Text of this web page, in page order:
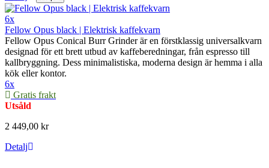
6x
Fellow Opus black | Elektrisk kaffekvarn
Fellow Opus Conical Burr Grinder är en förstklassig universalkvarn
designad för ett brett utbud av kaffeberedningar, från espresso till
kallbryggning. Dess minimalistiska, moderna design är hemma i alla
kök eller kontor.
6x
Gratis frakt
Utsåld
2 449,00 kr
Detalj